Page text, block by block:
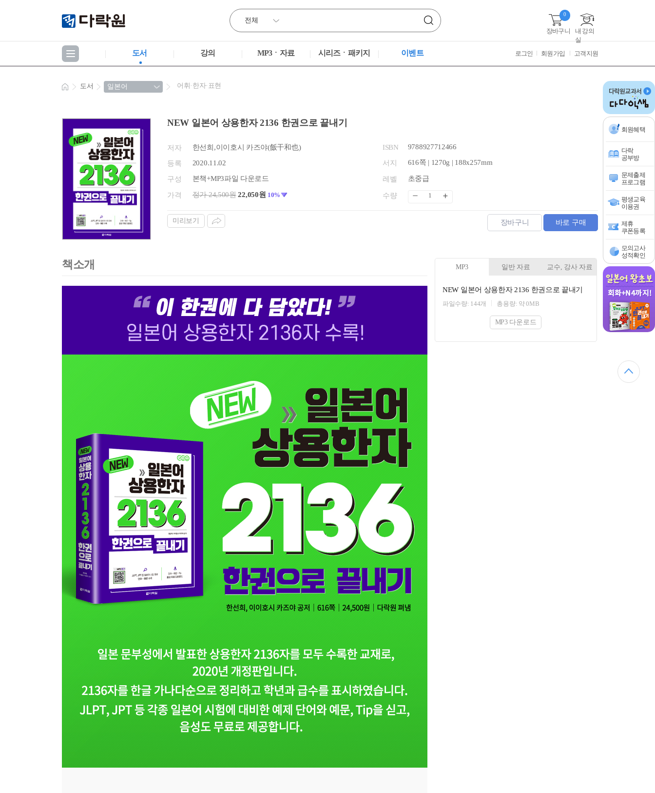
장바구니
0
내 강의
실
도서 강의 MP3ㆍ자료 시리즈ㆍ패키지 이벤트 로그인 회원가입 고객지원
회원혜택
다락
공부방
문제출제
프로그램
평생교육
이용권
제휴
쿠폰등록
모의고사
성적확인
도서 어휘·한자·표현
NEW 일본어 상용한자 2136 한권으로 끝내기
저자 한선희,이이호시 카즈야(飯干和也)
등록 2020.11.02
구성 본책+MP3파일 다운로드
가격 정가 24,500원 22,050원 10%
ISBN 9788927712466
서지 616쪽 | 1270g | 188x257mm
레벨 초중급
수량
미리보기 장바구니 바로 구매
책소개 MP3 일반 자료 교수, 강사 자료
NEW 일본어 상용한자 2136 한권으로 끝내기
파일수량: 144개 총용량: 약 0MB
MP3 다운로드